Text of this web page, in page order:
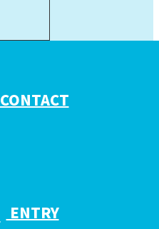
CONTACT
ENTRY